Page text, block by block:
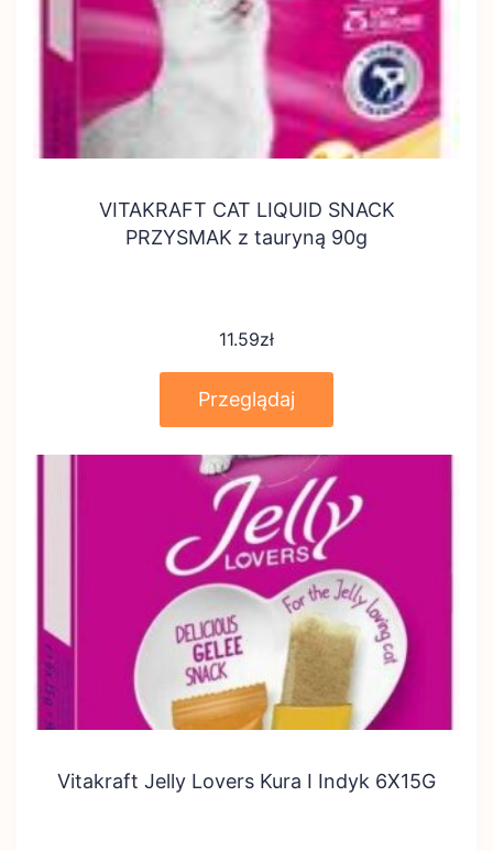
VITAKRAFT CAT LIQUID SNACK
PRZYSMAK z tauryną 90g
11.59zł
Przeglądaj
Vitakraft Jelly Lovers Kura I Indyk 6X15G